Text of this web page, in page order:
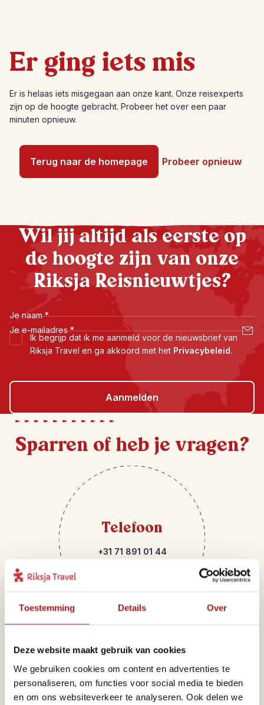
Toestemming Details Over
Deze website maakt gebruik van cookies
We gebruiken cookies om content en advertenties te
personaliseren, om functies voor social media te bieden
en om ons websiteverkeer te analyseren. Ook delen we
Er ging iets mis
Er is helaas iets misgegaan aan onze kant. Onze reisexperts
zijn op de hoogte gebracht. Probeer het over een paar
minuten opnieuw.
Terug naar de homepage Probeer opnieuw
Wil jij altijd als eerste op
de hoogte zijn van onze
Riksja Reisnieuwtjes?
Je naam *
Je e-mailadres *
Ik begrijp dat ik me aanmeld voor de nieuwsbrief van
Riksja Travel en ga akkoord met het Privacybeleid.
Aanmelden
Sparren of heb je vragen?
Telefoon
+31 71 891 01 44
Mail
portugal@riksjatravel.nl